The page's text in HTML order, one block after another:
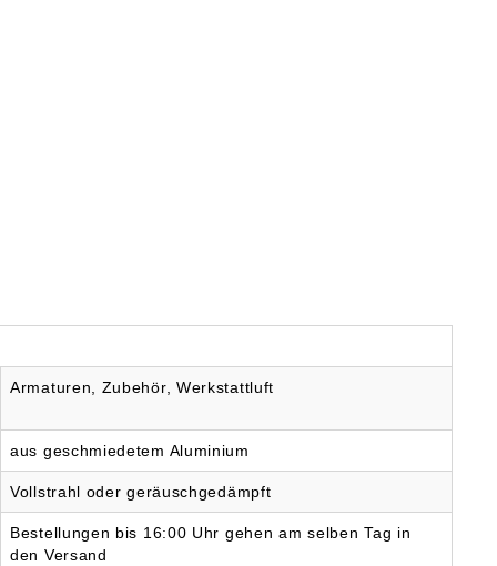
Armaturen, Zubehör, Werkstattluft
aus geschmiedetem Aluminium
Vollstrahl oder geräuschgedämpft
Bestellungen bis 16:00 Uhr gehen am selben Tag in
den Versand